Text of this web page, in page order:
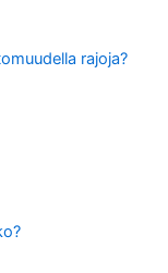
rajoja?